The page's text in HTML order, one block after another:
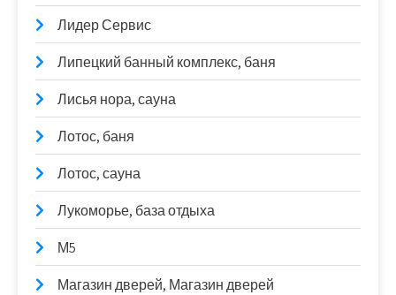
Лидер Сервис
Липецкий банный комплекс, баня
Лисья нора, сауна
Лотос, баня
Лотос, сауна
Лукоморье, база отдыха
М5
Магазин дверей, Магазин дверей